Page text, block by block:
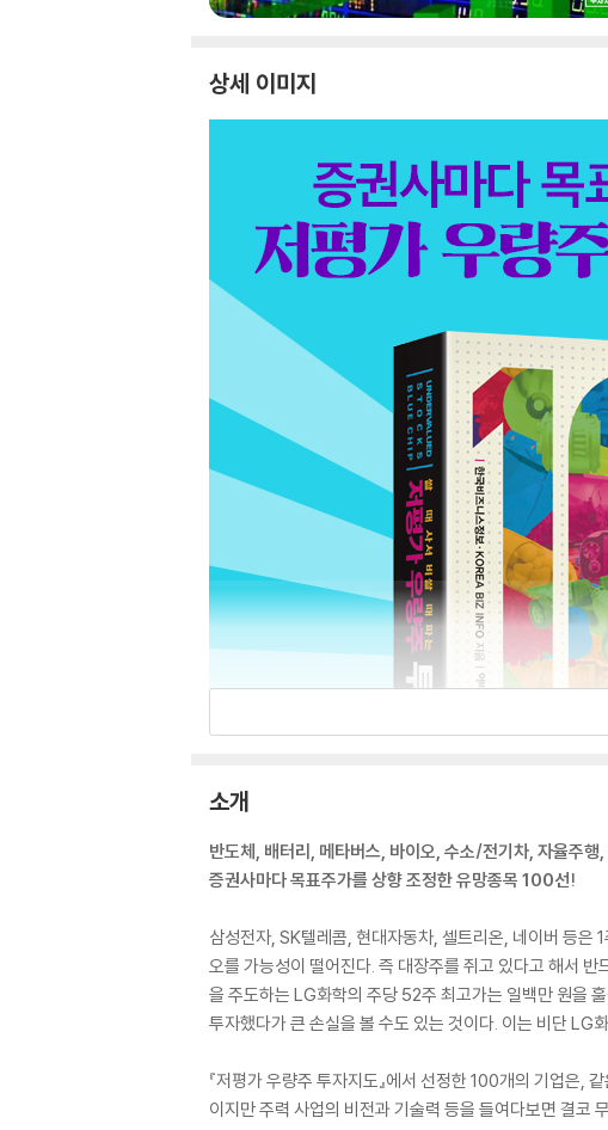
상세 이미지
소개
반도체, 배터리, 메타버스, 바이오, 수소/전기차, 자율주
증권사마다 목표주가를 상향 조정한 유망종목 100선!
삼성전자, SK텔레콤, 현대자동차, 셀트리온, 네이버 등은
오를 가능성이 떨어진다. 즉 대장주를 쥐고 있다고 해서 반
을 주도하는 LG화학의 주당 52주 최고가는 일백만 원을
투자했다가 큰 손실을 볼 수도 있는 것이다. 이는 비단 LG
『저평가 우량주 투자지도』에서 선정한 100개의 기업은,
이지만 주력 사업의 비전과 기술력 등을 들여다보면 결코